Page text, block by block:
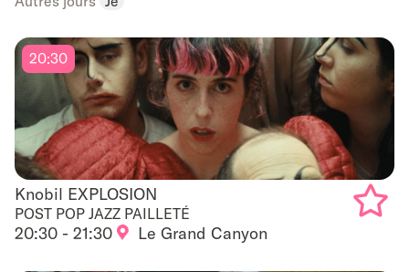
Knobil EXPLOSION
Knobil EXPLOSION
POST POP JAZZ PAILLETÉ
20:30 - 21:30 Le Grand Canyon
20:30